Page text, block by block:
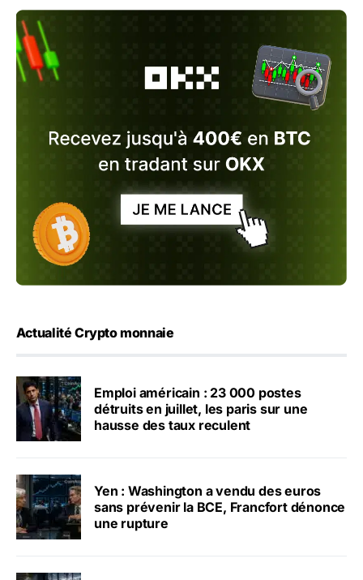
Actualité Crypto monnaie
Emploi américain : 23 000 postes
détruits en juillet, les paris sur une
hausse des taux reculent
Yen : Washington a vendu des euros
sans prévenir la BCE, Francfort dénonce
une rupture